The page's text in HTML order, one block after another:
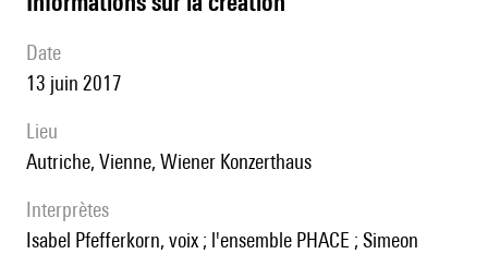
date
13 juin 2017
lieu
Autriche, Vienne, Wiener Konzerthaus
interprètes
Isabel Pfefferkorn, voix ; l'ensemble PHACE ; Simeon